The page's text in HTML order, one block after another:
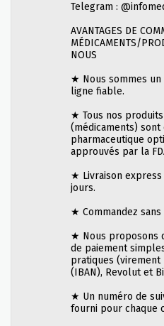
Telegram :
AVANTAGES DE
MÉDICAMENTS/
NOUS
★ Nous sommes un
ligne fiable.
★ Tous nos produits
(médicaments) sont
pharmaceutique
approuvés par la
★ Livraison express
jours.
★ Commandez sans
★ Nous proposons
de paiement
pratiques (virement
(IBAN), Revolut et
★ Un numéro de
fourni pour chaque